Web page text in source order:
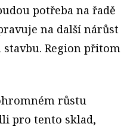
potřeba na řadě
na další nárůst
Region přitom
růstu
pro tento sklad,